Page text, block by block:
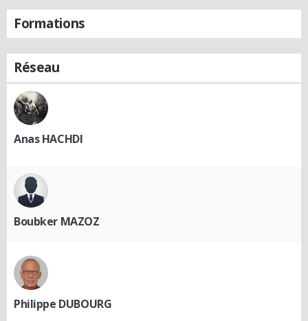
Formations
Réseau
Anas HACHDI
Boubker MAZOZ
Philippe DUBOURG